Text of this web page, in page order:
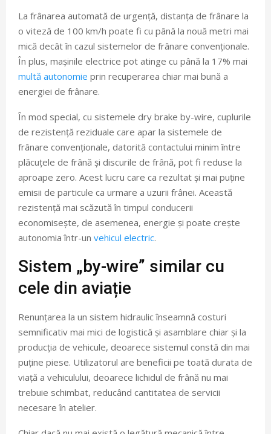
La frânarea automată de urgență, distanța de frânare la
o viteză de 100 km/h poate fi cu până la nouă metri mai
mică decât în cazul sistemelor de frânare convenționale.
În plus, mașinile electrice pot atinge cu până la 17% mai
multă autonomie prin recuperarea chiar mai bună a
energiei de frânare.
În mod special, cu sistemele dry brake by-wire, cuplurile
de rezistență reziduale care apar la sistemele de
frânare convenționale, datorită contactului minim între
plăcuțele de frână și discurile de frână, pot fi reduse la
aproape zero. Acest lucru care ca rezultat și mai puține
emisii de particule ca urmare a uzurii frânei. Această
rezistență mai scăzută în timpul conducerii
economisește, de asemenea, energie și poate crește
autonomia într-un vehicul electric.
Sistem „by-wire” similar cu
cele din aviație
Renunțarea la un sistem hidraulic înseamnă costuri
semnificativ mai mici de logistică și asamblare chiar și la
producția de vehicule, deoarece sistemul constă din mai
puține piese. Utilizatorul are beneficii pe toată durata de
viață a vehiculului, deoarece lichidul de frână nu mai
trebuie schimbat, reducând cantitatea de servicii
necesare în atelier.